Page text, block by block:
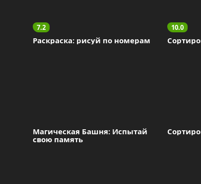
7.2
Раскраска: рисуй по номерам
10.0
Магическая Башня: Испытай
свою память